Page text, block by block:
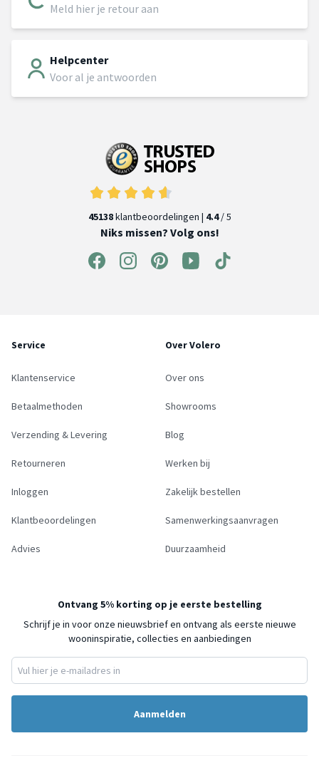
Meld hier je retour aan
Helpcenter
Voor al je antwoorden
45138klantbeoordelingen | 4.4/ 5
Niks missen? Volg ons!
Service
Klantenservice
Betaalmethoden
Verzending & Levering
Retourneren
Inloggen
Klantbeoordelingen
Advies
Over Volero
Over ons
Showrooms
Blog
Werken bij
Zakelijk bestellen
Samenwerkingsaanvragen
Duurzaamheid
Ontvang 5% korting op je eerste bestelling
Schrijf je in voor onze nieuwsbrief en ontvang als eerste nieuwe
wooninspiratie, collecties en aanbiedingen
Aanmelden